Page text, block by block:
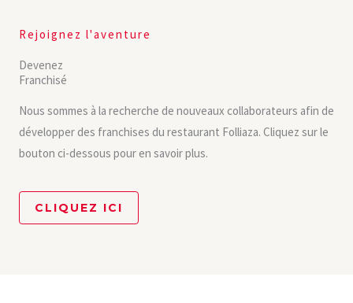
Rejoignez l'aventure
Devenez
Franchisé
Nous sommes à la recherche de nouveaux collaborateurs afin de
développer des franchises du restaurant Folliaza. Cliquez sur le
bouton ci-dessous pour en savoir plus.
CLIQUEZ ICI